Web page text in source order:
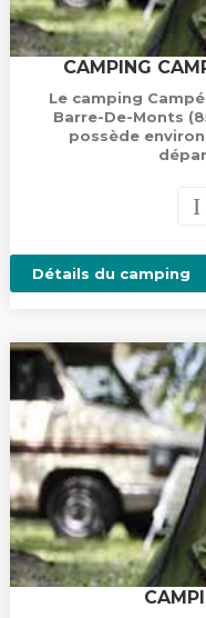
CAMPING
Le camping
Barre-De-Monts
possède
Détails du camping